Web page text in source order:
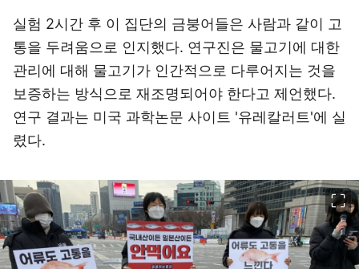
실험 2시간 후 이 집단의 금붕어들은 사람과 같이 고
통을 두려움으로 인지했다. 연구진은 물고기에 대한
관리에 대해 물고기가 인간적으로 다루어지는 것을
보증하는 방식으로 재조명되어야 한다고 제언했다.
연구 결과는 미국 과학논문 사이트 '유레칼러트'에 실
렸다.